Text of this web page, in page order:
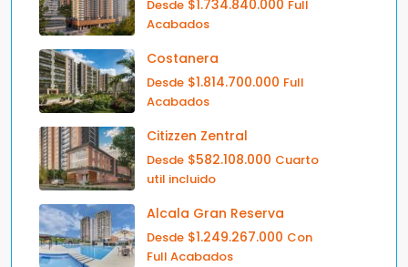
Desde $1.734.840.000 Full
Acabados
Costanera
Desde $1.814.700.000 Full
Acabados
Citizzen Zentral
Desde $582.108.000 Cuarto
util incluido
Alcala Gran Reserva
Desde $1.249.267.000 Con
Full Acabados